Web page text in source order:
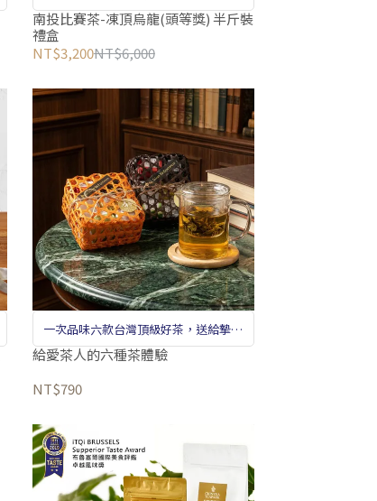
南投比賽茶-凍頂烏龍(頭等獎) 半斤裝
禮盒
NT$3,200NT$6,000
一次品味六款台灣頂級好茶，送給摯愛
與自己的最美茶香時光。從清新綠茶到
給愛茶人的六種茶體驗
NT$790